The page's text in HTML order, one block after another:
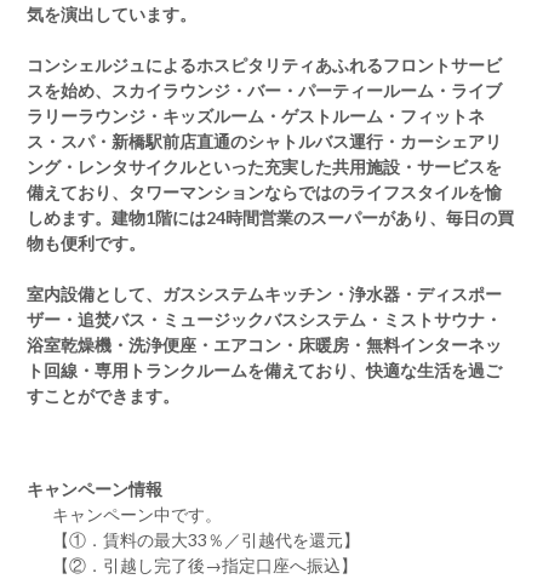
気を演出しています。
コンシェルジュによるホスピタリティあふれるフロントサービ
スを始め、スカイラウンジ・バー・パーティールーム・ライブ
ラリーラウンジ・キッズルーム・ゲストルーム・フィットネ
ス・スパ・新橋駅前店直通のシャトルバス運行・カーシェアリ
ング・レンタサイクルといった充実した共用施設・サービスを
備えており、タワーマンションならではのライフスタイルを愉
しめます。建物1階には24時間営業のスーパーがあり、毎日の買
物も便利です。
室内設備として、ガスシステムキッチン・浄水器・ディスポー
ザー・追焚バス・ミュージックバスシステム・ミストサウナ・
浴室乾燥機・洗浄便座・エアコン・床暖房・無料インターネッ
ト回線・専用トランクルームを備えており、快適な生活を過ご
すことができます。
キャンペーン情報
キャンペーン中です。
【①．賃料の最大33％／引越代を還元】
【②．引越し完了後→指定口座へ振込】